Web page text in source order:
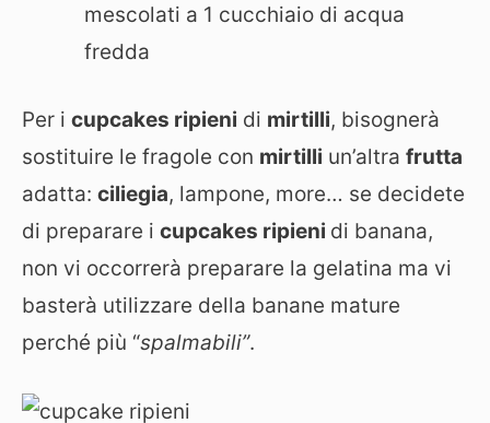
mescolati a 1 cucchiaio di acqua
fredda
Per i cupcakes ripieni di mirtilli, bisognerà
sostituire le fragole con mirtilli un’altra frutta
adatta: ciliegia, lampone, more… se decidete
di preparare i cupcakes ripieni di banana,
non vi occorrerà preparare la gelatina ma vi
basterà utilizzare della banane mature
perché più “spalmabili”.